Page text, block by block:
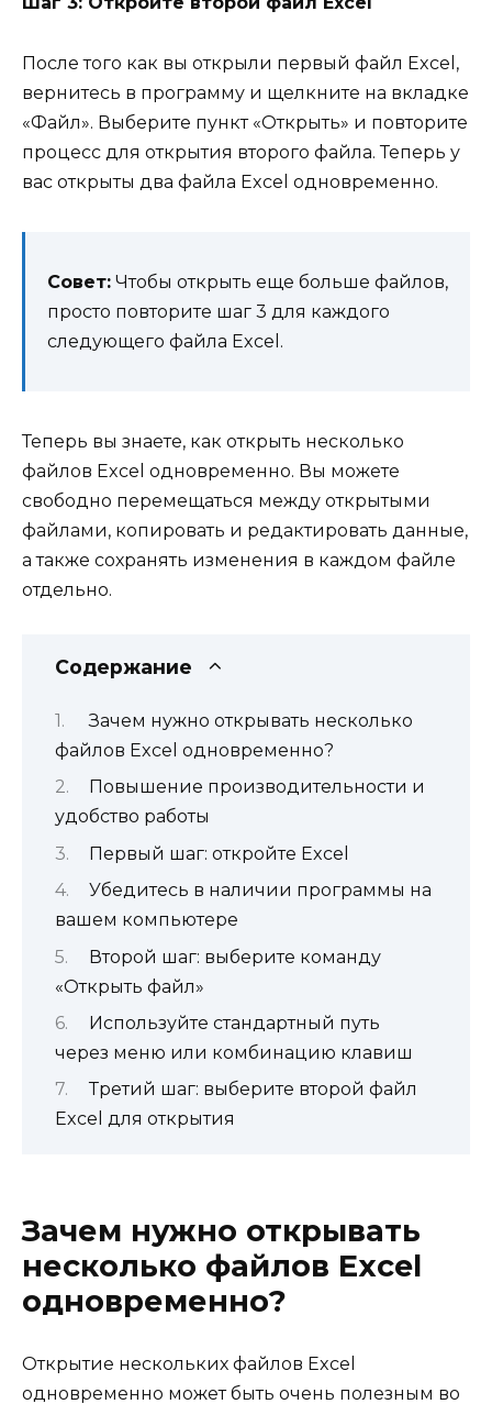
После того как вы открыли первый файл Excel,
вернитесь в программу и щелкните на вкладке
«Файл». Выберите пункт «Открыть» и повторите
процесс для открытия второго файла. Теперь у
вас открыты два файла Excel одновременно.
Совет: Чтобы открыть еще больше файлов,
просто повторите шаг 3 для каждого
следующего файла Excel.
Теперь вы знаете, как открыть несколько
файлов Excel одновременно. Вы можете
свободно перемещаться между открытыми
файлами, копировать и редактировать данные,
а также сохранять изменения в каждом файле
отдельно.
Содержание
Зачем нужно открывать несколько
файлов Excel одновременно?
Повышение производительности и
удобство работы
Первый шаг: откройте Excel
Убедитесь в наличии программы на
вашем компьютере
Второй шаг: выберите команду
«Открыть файл»
Используйте стандартный путь
через меню или комбинацию клавиш
Третий шаг: выберите второй файл
Excel для открытия
Зачем нужно открывать
несколько файлов Excel
одновременно?
Открытие нескольких файлов Excel
одновременно может быть очень полезным во